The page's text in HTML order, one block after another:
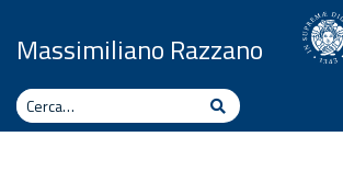
Massimiliano Razzano
Cerca Cerca